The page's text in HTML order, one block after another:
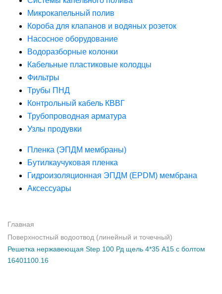
Микрокапельный полив
Короба для клапанов и водяных розеток
Насосное оборудование
Водоразборные колонки
Кабельные пластиковые колодцы
Фильтры
Трубы ПНД
Контрольный кабель КВВГ
Трубопроводная арматура
Узлы продувки
Пленка (ЭПДМ мембраны)
Бутилкаучуковая пленка
Гидроизоляционная ЭПДМ (EPDM) мембрана
Аксессуары
Главная
Поверхностный водоотвод (линейный и точечный)
Решетка нержавеющая Step 100 Рд щель 4*35 А15 с болтом
16401100.16